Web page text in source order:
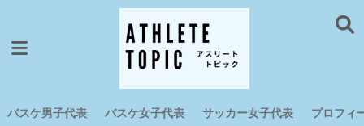
バスケ男子代表 バスケ女子代表 サッカー女子代表 プロフィ